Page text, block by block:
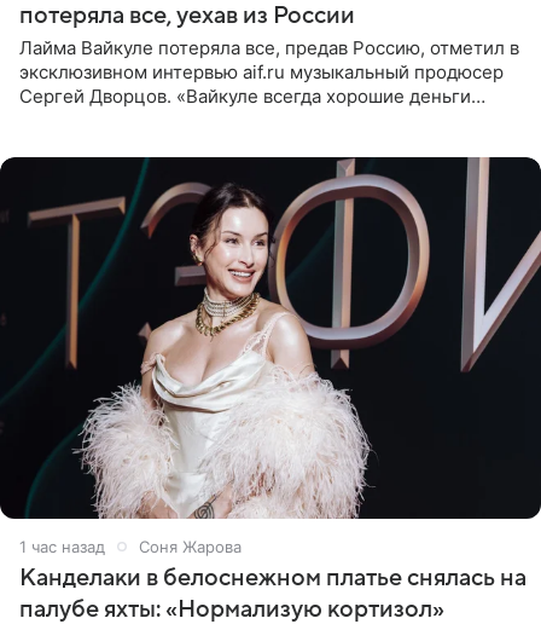
потеряла все, уехав из России
Лайма Вайкуле потеряла все, предав Россию, отметил в
эксклюзивном интервью aif.ru музыкальный продюсер
Сергей Дворцов. «Вайкуле всегда хорошие деньги
1 час назад Соня Жарова
Канделаки в белоснежном платье снялась на
палубе яхты: «Нормализую кортизол»